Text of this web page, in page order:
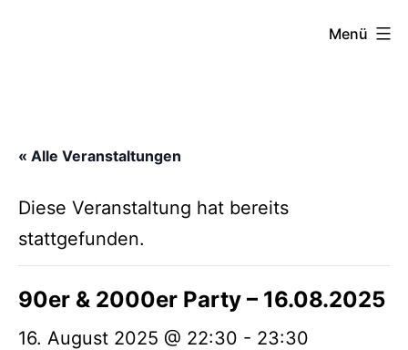
Menü
« Alle Veranstaltungen
Diese Veranstaltung hat bereits
stattgefunden.
90er & 2000er Party – 16.08.2025
16. August 2025 @ 22:30 - 23:30